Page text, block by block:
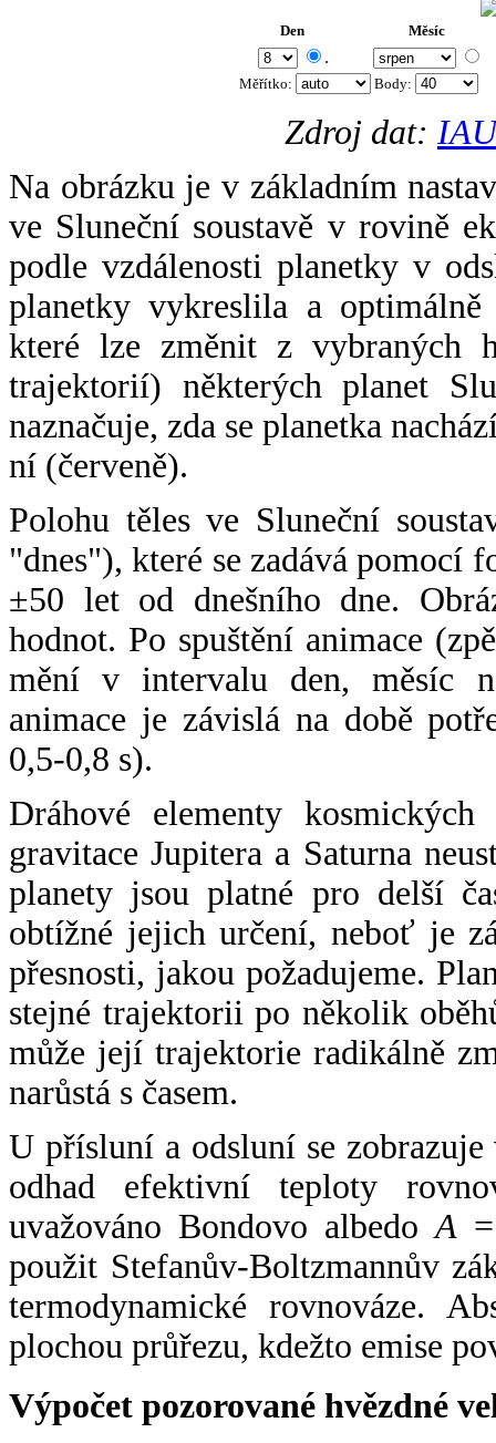
Den Měsíc
.
Měřítko: Body:
Zdroj dat:
Na obrázku je v základním
ve Sluneční soustavě v rovině
podle vzdálenosti planetky v
planetky vykreslila a
které lze změnit z vybraných
trajektorií) některých planet
naznačuje, zda se planetka
ní (červeně).
Polohu těles ve Sluneční
"dnes"), které se zadává pomocí
±50 let od dnešního dne.
hodnot. Po spuštění animace
mění v intervalu den, měsíc
animace je závislá na době
0,5-0,8 s).
Dráhové elementy
gravitace Jupitera a Saturna
planety jsou platné pro delší
obtížné jejich určení, neboť je
přesnosti, jakou požadujeme.
stejné trajektorii po několik
může její trajektorie radikálně
narůstá s časem.
U přísluní a odsluní se
odhad efektivní teploty
uvažováno Bondovo albedoA
použit Stefanův-Boltzmannův
termodynamické rovnováze.
plochou průřezu, kdežto emise
Výpočet pozorované hvězdné